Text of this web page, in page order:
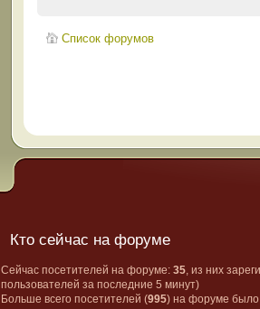
Список форумов
Кто сейчас на форуме
Сейчас посетителей на форуме: 35, из них
пользователей за последние 5 минут)
Больше всего посетителей (995) на форуме было